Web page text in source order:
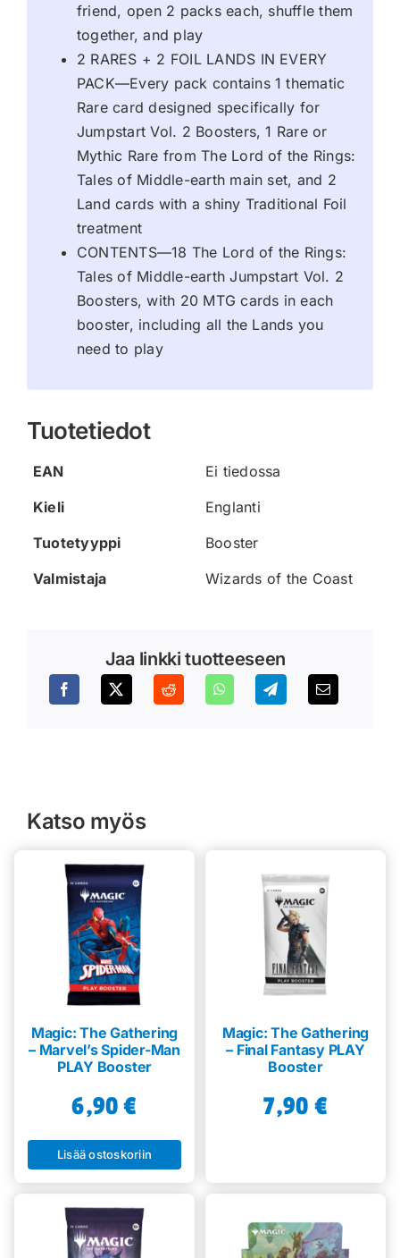
friend, open 2 packs each, shuffle them
together, and play
2 RARES + 2 FOIL LANDS IN EVERY
PACK—Every pack contains 1 thematic
Rare card designed specifically for
Jumpstart Vol. 2 Boosters, 1 Rare or
Mythic Rare from The Lord of the Rings:
Tales of Middle-earth main set, and 2
Land cards with a shiny Traditional Foil
treatment
CONTENTS—18 The Lord of the Rings:
Tales of Middle-earth Jumpstart Vol. 2
Boosters, with 20 MTG cards in each
booster, including all the Lands you
need to play
Tuotetiedot
EAN
Ei tiedossa
Kieli
Englanti
Tuotetyyppi
Booster
Valmistaja
Wizards of the Coast
Jaa linkki tuotteeseen
Katso myös
Magic: The Gathering
– Marvel’s Spider-Man
PLAY Booster
6,90€
Lisää ostoskoriin
Magic: The Gathering
– Final Fantasy PLAY
Booster
7,90 €